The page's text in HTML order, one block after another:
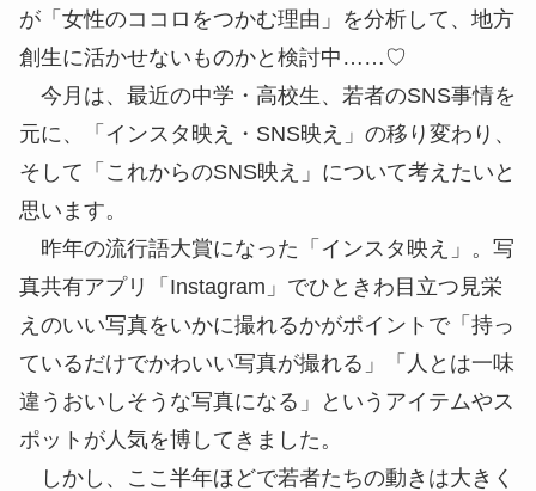
が「女性のココロをつかむ理由 」を分析して、地方
創生に活かせないものかと検討中……♡
今月は、最近の中学・高校生、若者のSNS事情を
元に、「インスタ映え・SNS映え」の移り変わり、
そして「これからのSNS映え」について考えたいと
思います。
昨年の流行語大賞になった「インスタ映え」。写
真共有アプリ「Instagram」でひときわ目立つ見栄
えのいい写真をいかに撮れるかがポイントで「持っ
ているだけでかわいい写真が撮れる」「人とは一味
違うおいしそうな写真になる」というアイテムやス
ポットが人気を博してきました。
しかし、ここ半年ほどで若者たちの動きは大きく